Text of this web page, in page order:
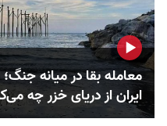
معامله بقا در میانه
ایران از دریای خزر چه